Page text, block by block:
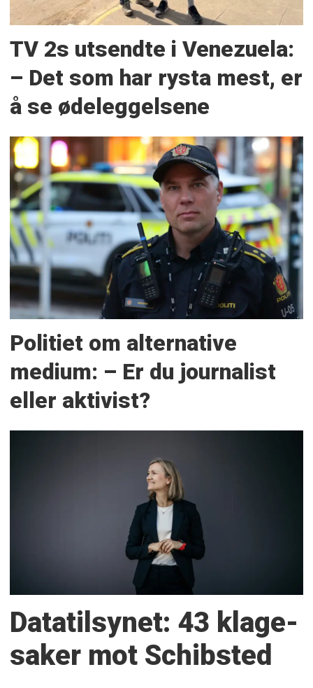
TV 2s utsendte i Venezuela:
– Det som har rysta mest, er
å se ødeleggelsene
Politiet om alternative
medium: – Er du journalist
eller aktivist?
Datatilsynet: 43 klage­
saker mot Schibsted